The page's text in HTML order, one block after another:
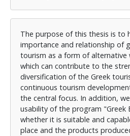
The purpose of this thesis is to
importance and relationship of
tourism as a form of alternative
which can contribute to the
diversification of the Greek
continuous tourism
the central focus. In addition,
usability of the program "Greek
whether it is suitable and
place and the products